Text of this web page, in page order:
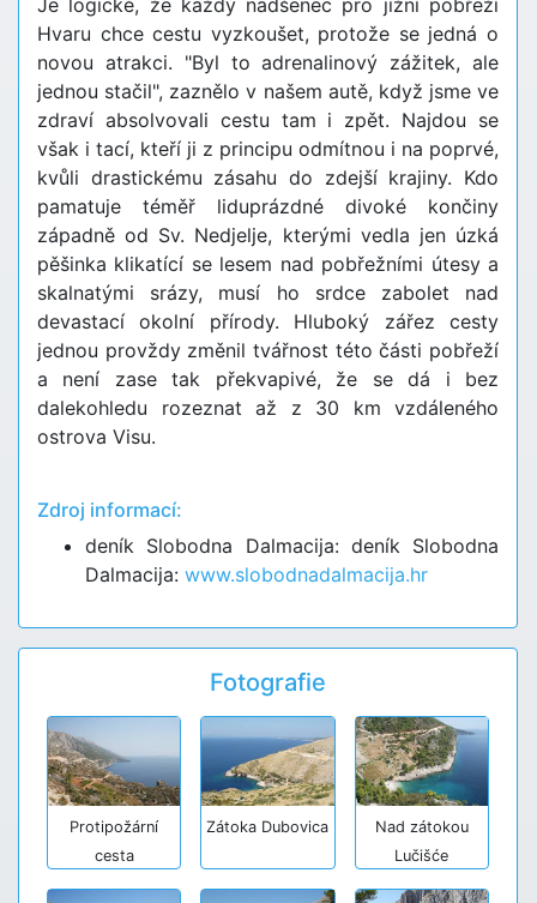
Je logické, že každý nadšenec pro jižní pobřeží
Hvaru chce cestu vyzkoušet, protože se jedná o
novou atrakci. "Byl to adrenalinový zážitek, ale
jednou stačil", zaznělo v našem autě, když jsme ve
zdraví absolvovali cestu tam i zpět. Najdou se
však i tací, kteří ji z principu odmítnou i na poprvé,
kvůli drastickému zásahu do zdejší krajiny. Kdo
pamatuje téměř liduprázdné divoké končiny
západně od Sv. Nedjelje, kterými vedla jen úzká
pěšinka klikatící se lesem nad pobřežními útesy a
skalnatými srázy, musí ho srdce zabolet nad
devastací okolní přírody. Hluboký zářez cesty
jednou provždy změnil tvářnost této části pobřeží
a není zase tak překvapivé, že se dá i bez
dalekohledu rozeznat až z 30 km vzdáleného
ostrova Visu.
Zdroj informací:
deník Slobodna Dalmacija: deník Slobodna
Dalmacija: www.slobodnadalmacija.hr
Fotografie
Protipožární
cesta
Zátoka Dubovica
Nad zátokou
Lučišće